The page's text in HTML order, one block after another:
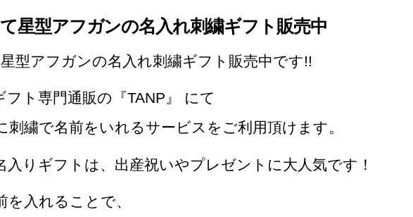
て星型アフガンの名入れ刺繍ギフト販売中
星型アフガンの名入れ刺繍ギフト販売中です!!
フト専門通販の『TANP』 にて
刺繍で名前をいれるサービスをご利用頂けます。
入りギフトは、出産祝いやプレゼントに大人気です！
を入れることで、